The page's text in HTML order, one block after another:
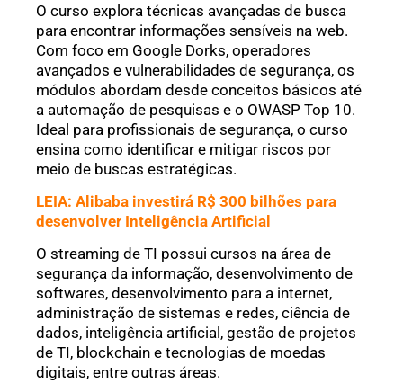
O curso explora técnicas avançadas de busca
para encontrar informações sensíveis na web.
Com foco em Google Dorks, operadores
avançados e vulnerabilidades de segurança, os
módulos abordam desde conceitos básicos até
a automação de pesquisas e o OWASP Top 10.
Ideal para profissionais de segurança, o curso
ensina como identificar e mitigar riscos por
meio de buscas estratégicas.
LEIA: Alibaba investirá R$ 300 bilhões para
desenvolver Inteligência Artificial
O streaming de TI possui cursos na área de
segurança da informação, desenvolvimento de
softwares, desenvolvimento para a internet,
administração de sistemas e redes, ciência de
dados, inteligência artificial, gestão de projetos
de TI, blockchain e tecnologias de moedas
digitais, entre outras áreas.